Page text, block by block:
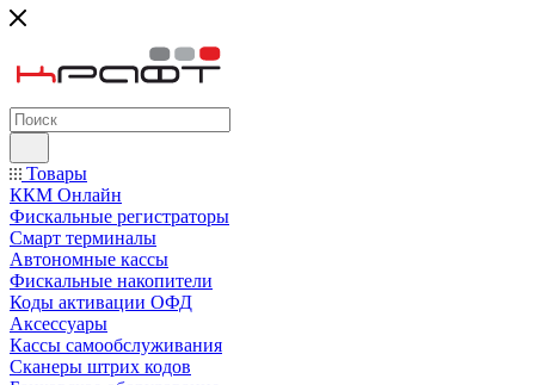
Товары
ККМ Онлайн
Фискальные регистраторы
Смарт терминалы
Автономные кассы
Фискальные накопители
Коды активации ОФД
Аксессуары
Кассы самообслуживания
Сканеры штрих кодов